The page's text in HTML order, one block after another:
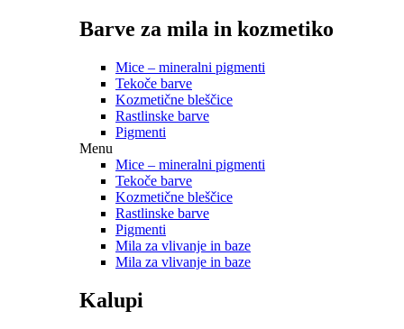
Barve za mila in kozmetiko
Mice – mineralni pigmenti
Tekoče barve
Kozmetične bleščice
Rastlinske barve
Pigmenti
Menu
Mice – mineralni pigmenti
Tekoče barve
Kozmetične bleščice
Rastlinske barve
Pigmenti
Mila za vlivanje in baze
Mila za vlivanje in baze
Kalupi